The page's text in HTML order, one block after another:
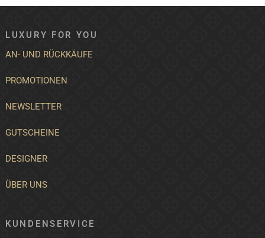
LUXURY FOR YOU
AN- UND RÜCKKÄUFE
PROMOTIONEN
NEWSLETTER
GUTSCHEINE
DESIGNER
ÜBER UNS
KUNDENSERVICE